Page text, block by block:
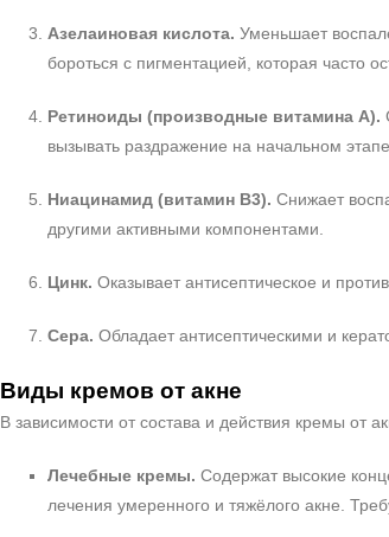
Азелаиновая кислота. Уменьшает
бороться с пигментацией, которая часто
Ретиноиды (производные витамина А).
вызывать раздражение на начальном
Ниацинамид (витамин B3). Снижает
другими активными компонентами.
Цинк. Оказывает антисептическое и
Сера. Обладает антисептическими и
Виды кремов от акне
В зависимости от состава и действия кремы от
Лечебные кремы. Содержат высокие
лечения умеренного и тяжёлого акне.